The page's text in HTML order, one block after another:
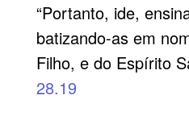
“Portanto, ide,
batizando-as em
Filho, e do Espírito
28.19